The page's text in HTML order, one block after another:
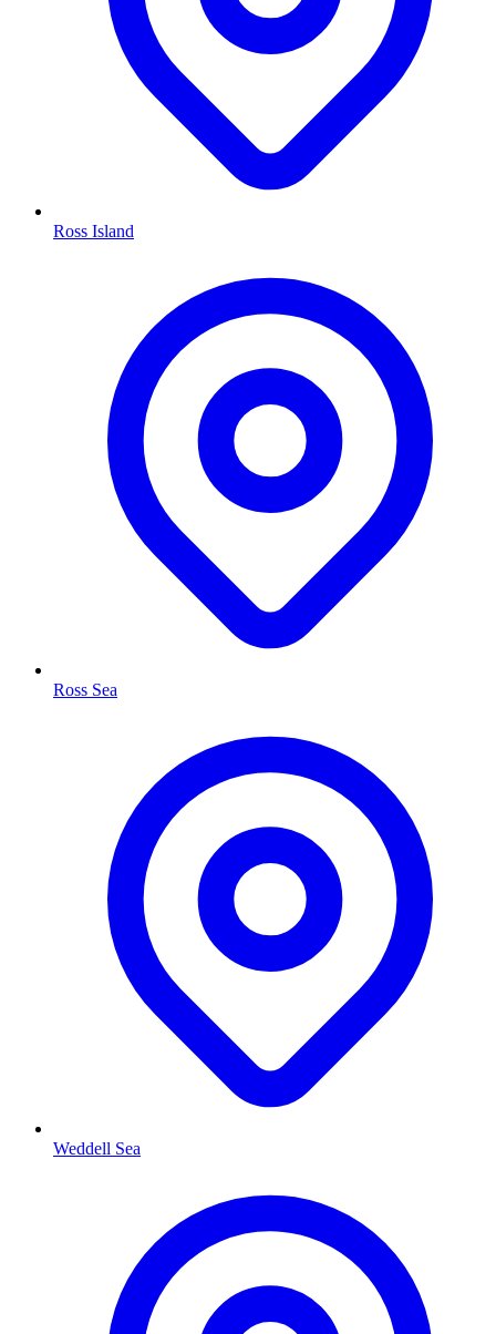
Ross Island
Ross Sea
Weddell Sea